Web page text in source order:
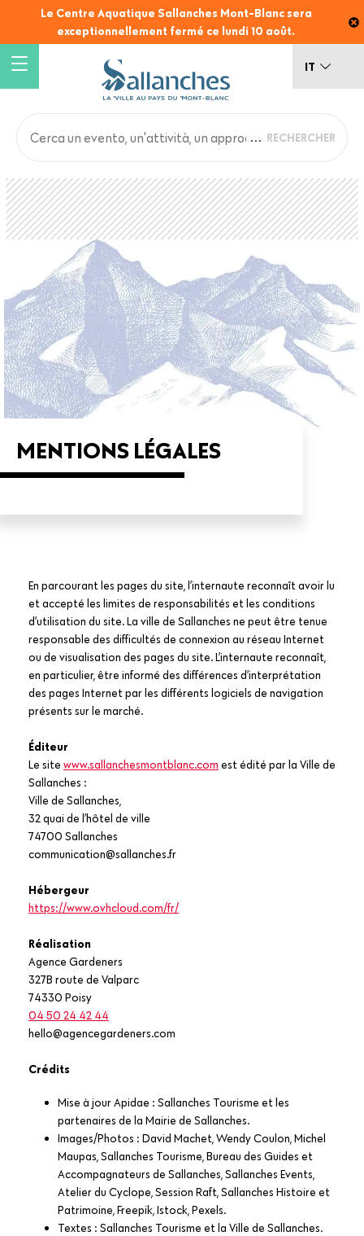
contenuto
principale
Le Centre Aquatique Sallanches Mont-Blanc sera
exceptionnellement fermé ce lundi 10 août.
IT
Main
navigation
Back
to
top
MENTIONS LÉGALES
En parcourant les pages du site, l’internaute reconnaît avoir lu
et accepté les limites de responsabilités et les conditions
d’utilisation du site. La ville de Sallanches ne peut être tenue
responsable des difficultés de connexion au réseau Internet
ou de visualisation des pages du site. L’internaute reconnaît,
en particulier, être informé des différences d’interprétation
des pages Internet par les différents logiciels de navigation
présents sur le marché.
Éditeur
Le site www.sallanchesmontblanc.com est édité par la Ville de
Sallanches :
Ville de Sallanches,
32 quai de l’hôtel de ville
74700 Sallanches
communication@sallanches.fr
Hébergeur
https://www.ovhcloud.com/fr/
Réalisation
Agence Gardeners
327B route de Valparc
74330 Poisy
04 50 24 42 44
hello@agencegardeners.com
Crédits
Mise à jour Apidae : Sallanches Tourisme et les
partenaires de la Mairie de Sallanches.
Images/Photos : David Machet, Wendy Coulon, Michel
Maupas, Sallanches Tourisme, Bureau des Guides et
Accompagnateurs de Sallanches, Sallanches Events,
Atelier du Cyclope, Session Raft, Sallanches Histoire et
Patrimoine, Freepik, Istock, Pexels.
Textes : Sallanches Tourisme et la Ville de Sallanches.